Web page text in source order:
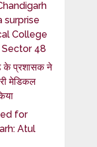
surprise
College
Sector 48
के प्रशासक ने
मेडिकल
for
Atul